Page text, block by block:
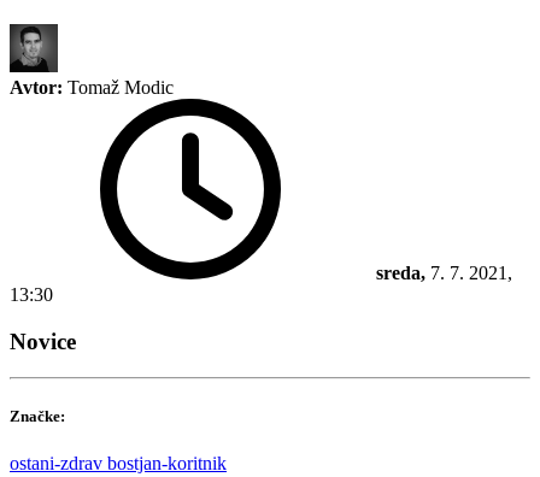
Avtor: Tomaž Modic
sreda, 7. 7. 2021,
13:30
Novice
Značke:
ostani-zdrav bostjan-koritnik